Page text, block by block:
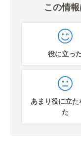
この情
役に立っ
あまり役に立た
た